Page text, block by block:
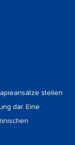
stellen
dar. Eine